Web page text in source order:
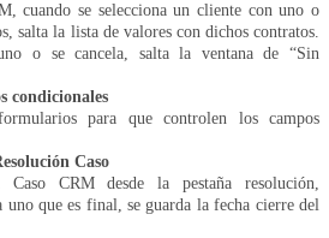
cuando se selecciona un cliente con uno o
salta la lista de valores con dichos contratos.
o se cancela, salta la ventana de “Sin
condicionales
para que controlen los campos
Caso
Caso CRM desde la pestaña resolución,
uno que es final, se guarda la fecha cierre del